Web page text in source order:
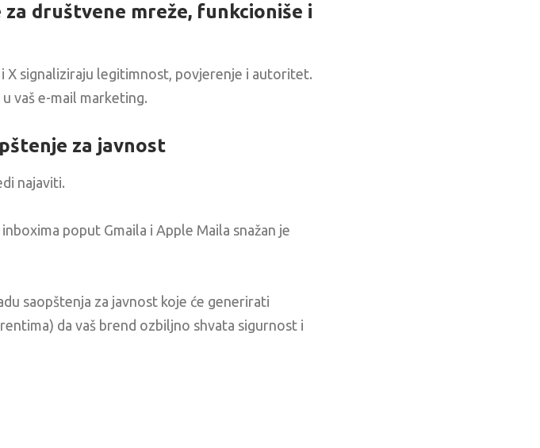
društvene mreže, funkcioniše i
X signaliziraju legitimnost, povjerenje i autoritet.
vaš e-mail marketing.
za javnost
najaviti.
poput Gmaila i Apple Maila snažan je
saopštenja za javnost koje će generirati
da vaš brend ozbiljno shvata sigurnost i